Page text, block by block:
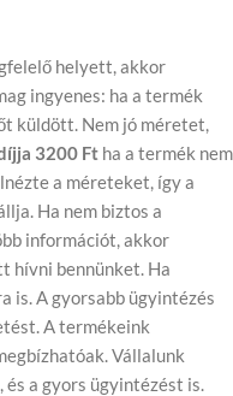
helyett, akkor
ingyenes: ha a termék
küldött. Nem jó méretet,
3200 Ft ha a termék nem
a méreteket, így a
Ha nem biztos a
információt, akkor
hívni bennünket. Ha
is. A gyorsabb ügyintézés
A termékeink
Vállalunk
a gyors ügyintézést is.